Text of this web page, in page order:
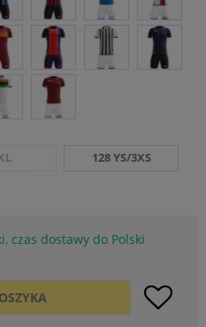
128 YS/3XS
czas dostawy do Polski